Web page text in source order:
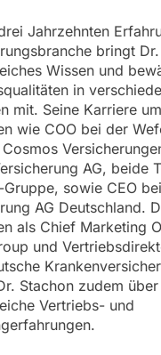
Jahrzehnten
bringt
Wissen und
in
mit. Seine Karriere
wie COO bei der
Cosmos
AG, beide
Gruppe, sowie CEO
AG Deutschland.
als Chief Marketing
und
Stachon zudem über
Vertriebs- und